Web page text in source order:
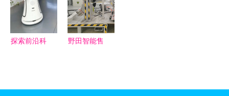
器人的销售
革命
来
探索前沿科
野田智能售